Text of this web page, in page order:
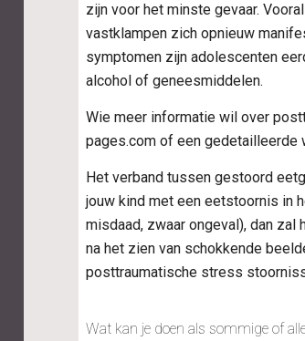
zijn voor het minste gevaar.
vastklampen zich opnieuw
symptomen zijn adolescenten
alcohol of geneesmiddelen.
Wie meer informatie wil over
pages.com of een gedetailleerde
Het verband tussen gestoord
jouw kind met een eetstoornis in
misdaad, zwaar ongeval), dan
na het zien van schokkende
posttraumatische stress
Wat kan je doen als sommige of